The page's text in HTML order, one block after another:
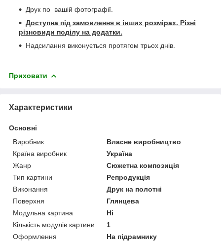
Друк по вашій фотографії.
Доступна під замовлення в інших розмірах. Різні
різновиди поділу на додатки.
Надсилання виконується протягом трьох днів.
Приховати
Характеристики
Основні
Виробник
Власне виробництво
Країна виробник
Україна
Жанр
Сюжетна композиція
Тип картини
Репродукція
Виконання
Друк на полотні
Поверхня
Глянцева
Модульна картина
Ні
Кількість модулів картини
1
Оформлення
На підрамнику